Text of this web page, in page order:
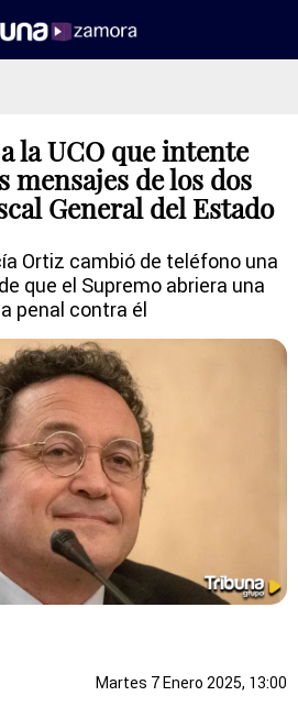
la UCO que intente
mensajes de los dos
General del Estado
Ortiz cambió de teléfono una
que el Supremo abriera una
penal contra él
Martes 7 Enero 2025, 13:00